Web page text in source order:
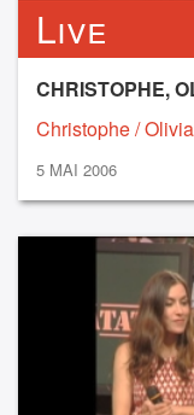
Live
CHRISTOPHE,
Christophe /
5 MAI 2006